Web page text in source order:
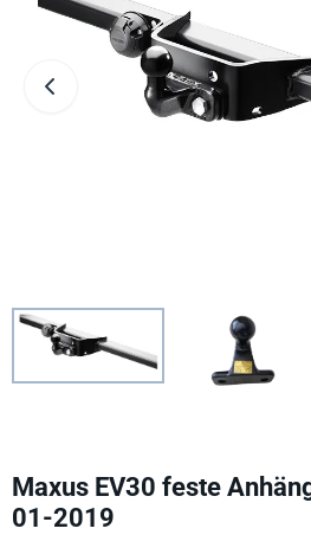
Maxus EV30 feste
01-2019